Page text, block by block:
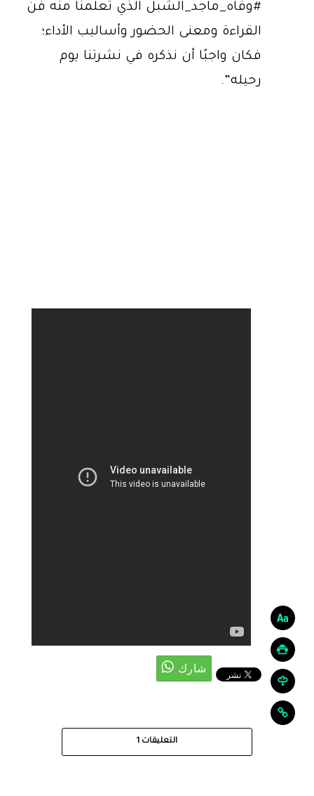
#وفاه_ماجد_الشبل الذي تعلمنا منه فن
القراءة ومعنى الحضور وأساليب الأداء؛
فكان واجبًا أن نذكره في نشرتنا يوم
رحيله”.
التعليقات 1